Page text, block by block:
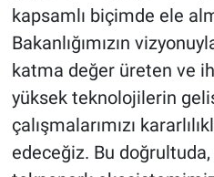
kapsamlı biçimde ele
Bakanlığımızın
katma değer üreten ve
yüksek teknolojilerin
çalışmalarımızı
edeceğiz. Bu